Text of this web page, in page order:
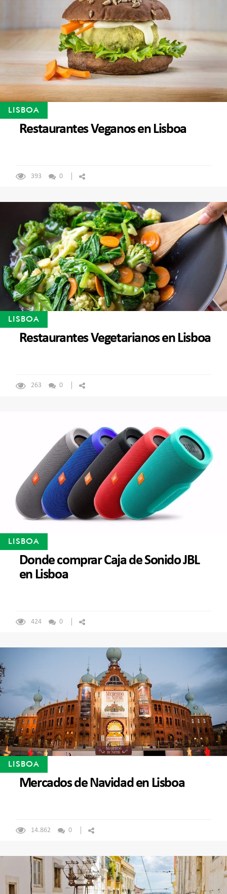
LISBOA
Restaurantes Veganos en Lisboa
393 0
LISBOA
Restaurantes Vegetarianos en Lisboa
263 0
LISBOA
Donde comprar Caja de Sonido JBL
en Lisboa
424 0
LISBOA
Mercados de Navidad en Lisboa
14.862 0